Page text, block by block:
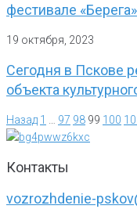
фестивале
19 октября, 2023
Сегодня в Пскове
объекта
Назад 1 97 98 99 100
Контакты
vozrozhdenie-